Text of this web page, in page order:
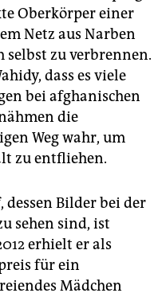
Oberkörper einer
Netz aus Narben
selbst zu verbrennen.
dass es viele
bei afghanischen
die
Weg wahr, um
zu entfliehen.
Bilder bei der
sehen sind, ist
erhielt er als
für ein
Mädchen